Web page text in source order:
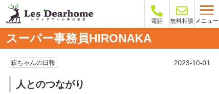
電話 無料相談 メニュー
スーパー事務員HIRONAKA
萩ちゃんの日報 2023-10-01
人とのつながり